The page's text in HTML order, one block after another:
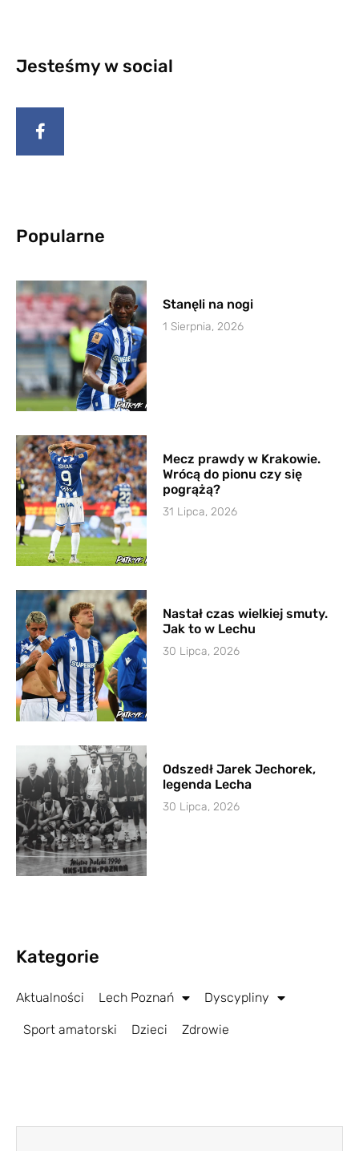
Jesteśmy w social
Popularne
Stanęli na nogi
1 Sierpnia, 2026
Mecz prawdy w Krakowie.
Wrócą do pionu czy się
pogrążą?
31 Lipca, 2026
Nastał czas wielkiej smuty.
Jak to w Lechu
30 Lipca, 2026
Odszedł Jarek Jechorek,
legenda Lecha
30 Lipca, 2026
Kategorie
Aktualności Lech Poznań Dyscypliny
Sport amatorski Dzieci Zdrowie